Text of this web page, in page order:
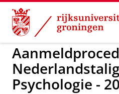
Skip
Content
Skip
Navigation
GMW Bachelors
Psychologie -